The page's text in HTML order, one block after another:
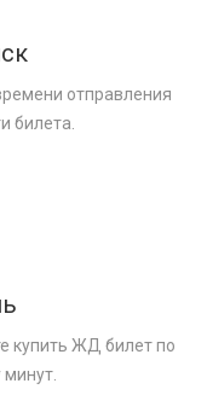
отправления
билета.
купить ЖД билет по
минут.